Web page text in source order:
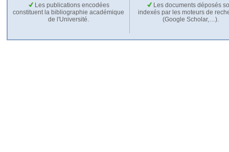
Les publications encodées
constituent la bibliographie académique
de l'Université.
Les documents déposés
indexés par les moteurs de
(Google Scholar,…).